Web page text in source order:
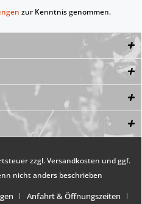
zur Kenntnis genommen.
zzgl.Versandkosten und ggf.
nicht anders beschrieben
Anfahrt & Öffnungszeiten